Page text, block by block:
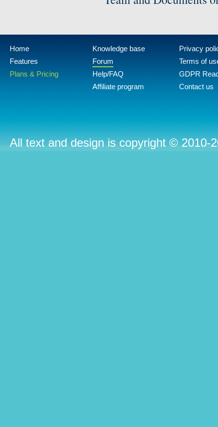
Home
Features
Plans & Pricing
Knowledge base
Forum
Help/FAQ
Affiliate program
Privacy
Terms of
GDPR
Contact us
All text and design is copyright © 2010-